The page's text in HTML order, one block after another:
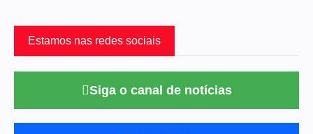
Estamos nas redes sociais
Siga o canal de notícias